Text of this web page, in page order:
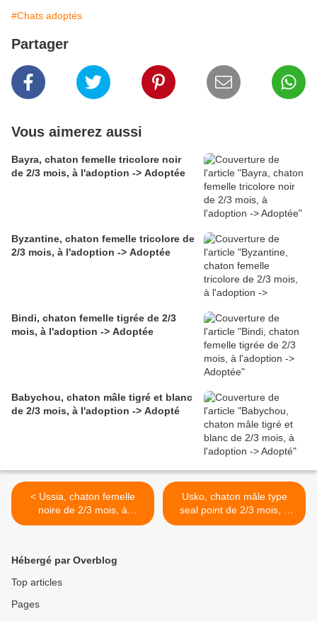
#Chats adoptés
Partager
Vous aimerez aussi
Bayra, chaton femelle tricolore noir
de 2/3 mois, à l'adoption -> Adoptée
Byzantine, chaton femelle tricolore de
2/3 mois, à l'adoption -> Adoptée
Bindi, chaton femelle tigrée de 2/3
mois, à l'adoption -> Adoptée
Babychou, chaton mâle tigré et blanc
de 2/3 mois, à l'adoption -> Adopté
< Ussia, chaton femelle
noire de 2/3 mois, à
l'adoption -> adoptée
Usko, chaton mâle type
seal point de 2/3 mois, à
l'adoption -> adopté >
Hébergé par Overblog
Top articles
Pages